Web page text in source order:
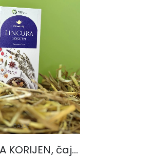
ČAJEVI
LINCURA KORIJEN, čaj 50 gr.